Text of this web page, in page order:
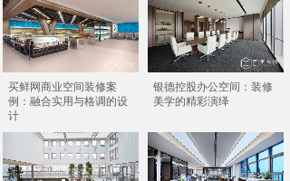
买鲜网商业空间装修案
例：融合实用与格调的设
计
银德控股办公空间：装修
美学的精彩演绎